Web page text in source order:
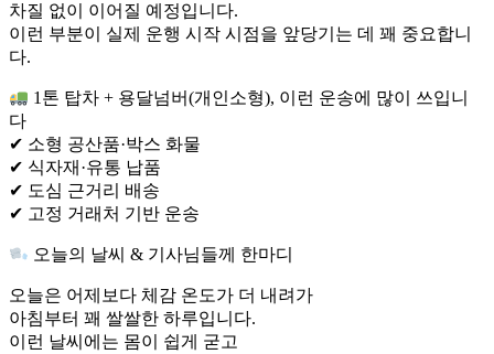
차질 없이 이어질 예정입니다.
이런 부분이 실제 운행 시작 시점을 앞당기는 데 꽤 중요합니
다.
1톤 탑차 + 용달넘버(개인소형), 이런 운송에 많이 쓰입니
다
✔ 소형 공산품·박스 화물
✔ 식자재·유통 납품
✔ 도심 근거리 배송
✔ 고정 거래처 기반 운송
오늘의 날씨 & 기사님들께 한마디
오늘은 어제보다 체감 온도가 더 내려가
아침부터 꽤 쌀쌀한 하루입니다.
이런 날씨에는 몸이 쉽게 굳고